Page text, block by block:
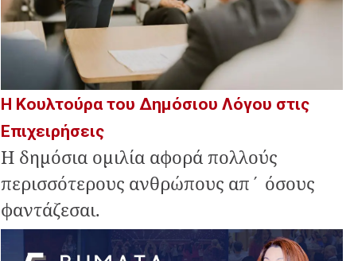
Η Κουλτούρα του Δημόσιου Λόγου στις
Επιχειρήσεις
Η δημόσια ομιλία αφορά πολλούς
περισσότερους ανθρώπους απ΄ όσους
φαντάζεσαι.